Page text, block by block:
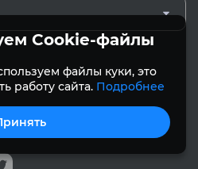
Cookie-файлы
файлы куки, это
работу сайта. Подробнее